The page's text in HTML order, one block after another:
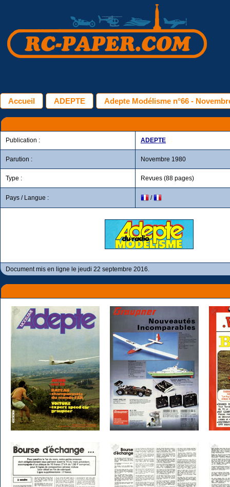
Accueil ADEPTE Adepte Modélisme n°66 -
Publication : ADEPTE
Parution : Novembre 1980
Type : Revues (88 pages)
Pays / Langue : /
Document mis en ligne le jeudi 22 septembre 2016.